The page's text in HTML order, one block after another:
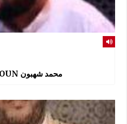
Mohamed CHAHBOUN محمد شهبون